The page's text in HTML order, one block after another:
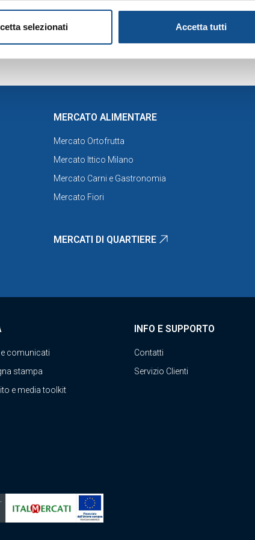
selezionati Accetta tutti
tenute a pubblicare nel proprio sito internet nell'ottica della
2009, L.213/2012, Dlgs33/2013, L.190/2012, Decreto
MERCATO ALIMENTARE
Mercato Ortofrutta
Mercato Ittico Milano
Mercato Carni e Gastronomia
Mercato Fiori
MERCATI DI QUARTIERE
e comunicati
stampa
e media toolkit
INFO E SUPPORTO
Contatti
Servizio Clienti